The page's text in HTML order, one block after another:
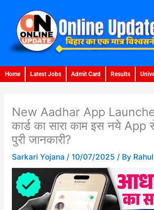
content
Home Latest Jobs Admit Card Results
New Aadhar App
कार्ड का सारा काम इस नये
पुरी जानकारी?
Sarkari Yojana / 10/07/2025 / By